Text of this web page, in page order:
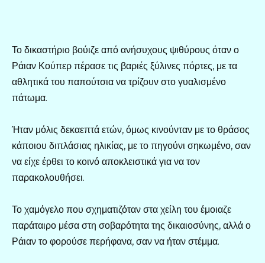
Το δικαστήριο βούιζε από ανήσυχους ψιθύρους όταν ο
Ράιαν Κούπερ πέρασε τις βαριές ξύλινες πόρτες, με τα
αθλητικά του παπούτσια να τρίζουν στο γυαλισμένο
πάτωμα.
Ήταν μόλις δεκαεπτά ετών, όμως κινούνταν με το θράσος
κάποιου διπλάσιας ηλικίας, με το πηγούνι σηκωμένο, σαν
να είχε έρθει το κοινό αποκλειστικά για να τον
παρακολουθήσει.
Το χαμόγελο που σχηματιζόταν στα χείλη του έμοιαζε
παράταιρο μέσα στη σοβαρότητα της δικαιοσύνης, αλλά ο
Ράιαν το φορούσε περήφανα, σαν να ήταν στέμμα.